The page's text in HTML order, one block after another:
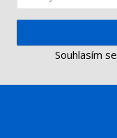
Souhlasím se